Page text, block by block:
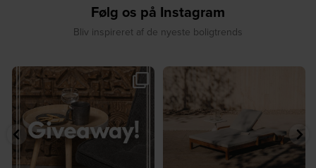
Følg os på Instagram
Bliv inspireret af de nyeste boligtrends
🎉 GIVEAWAY 🎉⁠
Vind det stilfulde Sasha...
187 194
☀️ Sommerens favorit til terrassen ☀️⁠
8 0